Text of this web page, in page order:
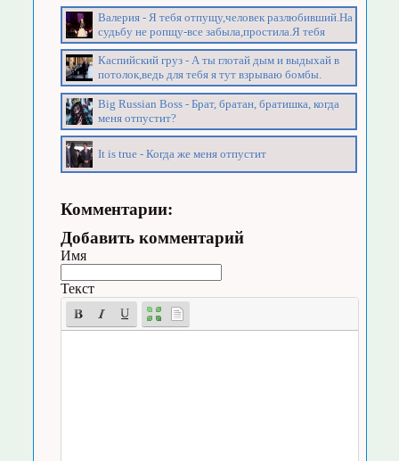
Валерия - Я тебя отпущу,человек разлюбивший.На
судьбу не ропщу-все забыла,простила.Я тебя
Каспийский груз - А ты глотай дым и выдыхай в
потолок,ведь для тебя я тут взрываю бомбы.
Big Russian Boss - Брат, братан, братишка, когда
меня отпустит?
It is true - Когда же меня отпустит
Комментарии:
Добавить комментарий
Имя
Текст